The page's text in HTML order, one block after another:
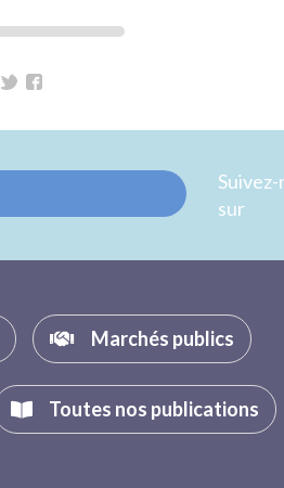
Twitter
Facebook
sur
Marchés publics
Toutes nos publications